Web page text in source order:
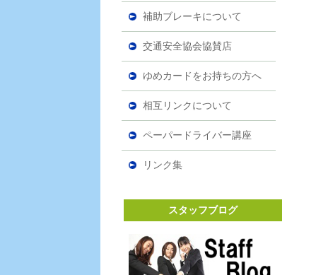
補助ブレーキについて
交通安全協会協賛店
ゆめカードをお持ちの方へ
相互リンクについて
ペーパードライバー講座
リンク集
スタッフブログ